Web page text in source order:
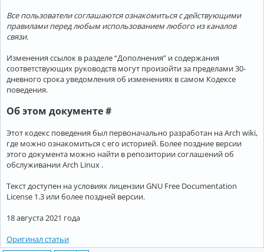
Все пользователи соглашаются ознакомиться с действующими
правилами перед любым использованием любого из каналов
связи.
Изменения ссылок в разделе “Дополнения” и содержания
соответствующих руководств могут произойти за пределами 30-
дневного срока уведомления об изменениях в самом Кодексе
поведения.
Об этом документе #
Этот кодекс поведения был первоначально разработан на Arch wiki,
где можно ознакомиться с его историей. Более поздние версии
этого документа можно найти в репозитории соглашений об
обслуживании Arch Linux .
Текст доступен на условиях лицензии GNU Free Documentation
License 1.3 или более поздней версии.
18 августа 2021 года
Оригинал статьи